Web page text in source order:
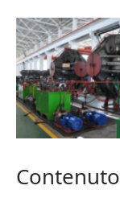
Contenuto